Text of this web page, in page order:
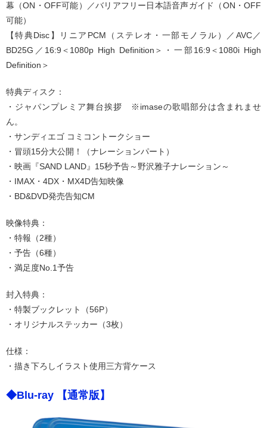
幕（ON・OFF可能）／バリアフリー日本語音声ガイド（ON・OFF
可能）
【特典Disc】リニアPCM（ステレオ・一部モノラル）／AVC／
BD25G／16:9＜1080p High Definition＞・一部16:9＜1080i High
Definition＞
特典ディスク：
・ジャパンプレミア舞台挨拶 ※imaseの歌唱部分は含まれませ
ん。
・サンディエゴ コミコントークショー
・冒頭15分大公開！（ナレーションパート）
・映画『SAND LAND』15秒予告～野沢雅子ナレーション～
・IMAX・4DX・MX4D告知映像
・BD&DVD発売告知CM
映像特典：
・特報（2種）
・予告（6種）
・満足度No.1予告
封入特典：
・特製ブックレット（56P）
・オリジナルステッカー（3枚）
仕様：
・描き下ろしイラスト使用三方背ケース
◆Blu-ray 【通常版】